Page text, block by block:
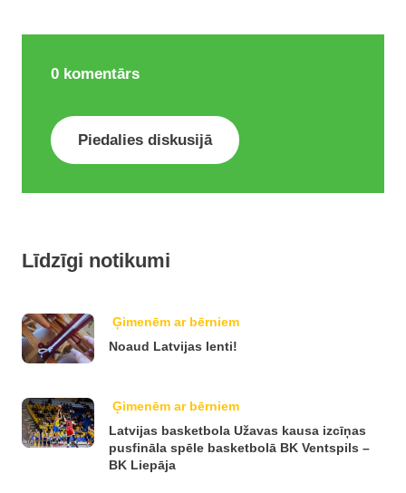
0 komentārs
Piedalies diskusijā
Līdzīgi notikumi
Ģimenēm ar bērniem
Noaud Latvijas lenti!
Ģimenēm ar bērniem
Latvijas basketbola Užavas kausa izcīņas
pusfināla spēle basketbolā BK Ventspils –
BK Liepāja